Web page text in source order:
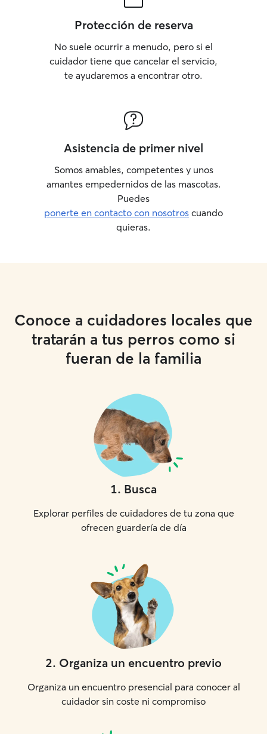
Protección de reserva
No suele ocurrir a menudo, pero si el
cuidador tiene que cancelar el servicio,
te ayudaremos a encontrar otro.
Asistencia de primer nivel
Somos amables, competentes y unos
amantes empedernidos de las mascotas.
Puedes
ponerte en contacto con nosotros cuando
quieras.
Conoce a cuidadores locales que
tratarán a tus perros como si
fueran de la familia
1. Busca
Explorar perfiles de cuidadores de tu zona que
ofrecen guardería de día
2. Organiza un encuentro previo
Organiza un encuentro presencial para conocer al
cuidador sin coste ni compromiso